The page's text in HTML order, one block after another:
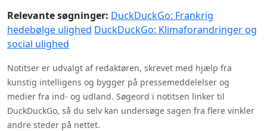
Relevante søgninger: DuckDuckGo: Frankrig
hedebølge ulighed DuckDuckGo: Klimaforandringer og
social ulighed
Notitser er udvalgt af redaktøren, skrevet med hjælp fra
kunstig intelligens og bygger på pressemeddelelser og
medier fra ind- og udland. Søgeord i notitsen linker til
DuckDuckGo, så du selv kan undersøge sagen fra flere vinkler
andre steder på nettet.